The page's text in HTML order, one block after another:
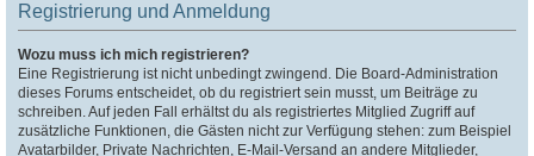
Registrierung und Anmeldung
Wozu muss ich mich registrieren?
Eine Registrierung ist nicht unbedingt zwingend. Die Board-Administration
dieses Forums entscheidet, ob du registriert sein musst, um Beiträge zu
schreiben. Auf jeden Fall erhältst du als registriertes Mitglied Zugriff auf
zusätzliche Funktionen, die Gästen nicht zur Verfügung stehen: zum Beispiel
Avatarbilder, Private Nachrichten, E-Mail-Versand an andere Mitglieder,